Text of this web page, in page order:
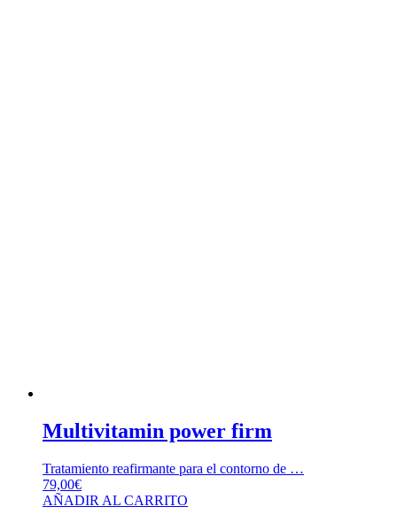
Multivitamin power firm
Tratamiento reafirmante para el contorno de …
79,00€
AÑADIR AL CARRITO